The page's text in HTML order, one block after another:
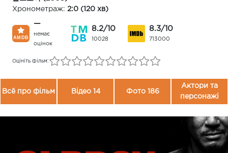
Хронометраж: 2:0 (120 хв)
—
немає
оцінок
8.2/10
10028
8.3/10
713000
Оцініть фільм:
Всё про фільм Відео 14 Фото 186
Актори та
персонажі